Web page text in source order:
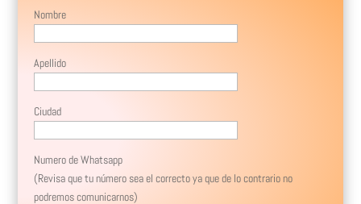
Nombre
Apellido
Ciudad
Numero de Whatsapp
(Revisa que tu número sea el correcto ya que de lo contrario no
podremos comunicarnos)